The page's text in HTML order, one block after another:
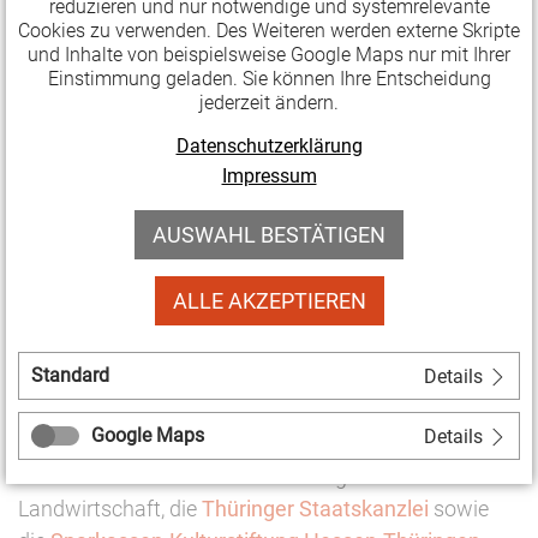
Kulturarbeit
mit Annett Baumast
21. Juni 2019, 09.30 – 17.30
Uhr, art der stadt e.V. Gotha
» Ausführliche Seminarbeschreibung und
KULTUR LAND BILDEN ist ein gemeinsames
Kooperationsprojekt der LAG Soziokultur Thüringen,
demThüringer Theaterverband
LAG Spiel
und Theater in Thüringen.Es wird gefördert über das
Bundesförderprogramm LandKULTUR
Landwirtschaft, dieThüringer Staatskanzlei sowie
reduzieren und nur notwendige und systemrelevante
Cookies zu verwenden. Des Weiteren werden externe Skripte
und Inhalte von beispielsweise Google Maps nur mit Ihrer
Einstimmung geladen. Sie können Ihre Entscheidung
jederzeit ändern.
Datenschutzerklärung
Impressum
AUSWAHL BESTÄTIGEN
ALLE AKZEPTIEREN
Standard Details
Google Maps Details